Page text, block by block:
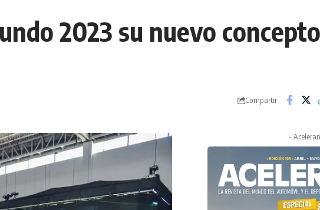
2023 su nuevo
Compartir
-